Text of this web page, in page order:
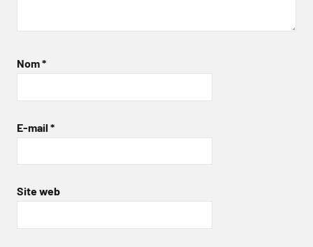
Nom*
E-mail *
Site web